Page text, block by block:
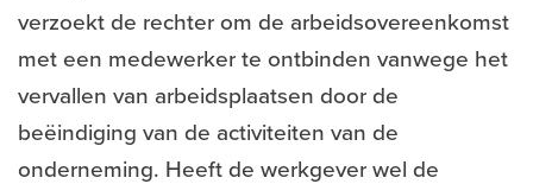
verzoekt de rechter om de arbeidsovereenkomst
met een medewerker te ontbinden vanwege het
vervallen van arbeidsplaatsen door de
beëindiging van de activiteiten van de
onderneming. Heeft de werkgever wel de